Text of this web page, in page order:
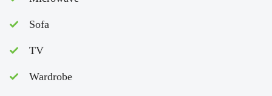
Sofa
TV
Wardrobe